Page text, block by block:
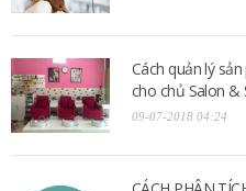
Cách quản lý
cho chủ Salon &
09-07-2018 04:24